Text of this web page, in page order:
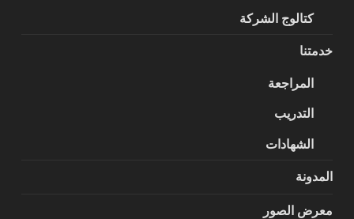
كتالوج الشركة
خدمتنا
المراجعة
التدريب
الشهادات
المدونة
معرض الصور